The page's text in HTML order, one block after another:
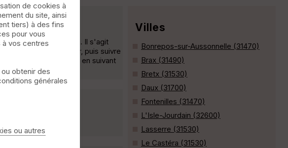
la Forêt de Bouconne . Il s'agit
un chemin forestier, puis suivre
remontant un vallon , en suivant
de Bouconne »
Villes
Bonrepos-sur-Aussonnelle (31470)
Brax (31490)
Bretx (31530)
Daux (31700)
Fontenilles (31470)
L'Isle-Jourdain (32600)
Lasserre (31530)
Le Castéra (31530)
de cookies à
du site, ainsi
tiers) à des fins
pour vous
vos centres
obtenir des
générales
ou autres